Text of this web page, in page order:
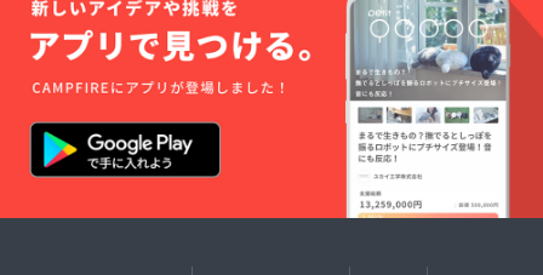
届け先
のご記
載をお
願い致
しま
す。 ご
帰宅時
受け取
の場合
は不要
です。